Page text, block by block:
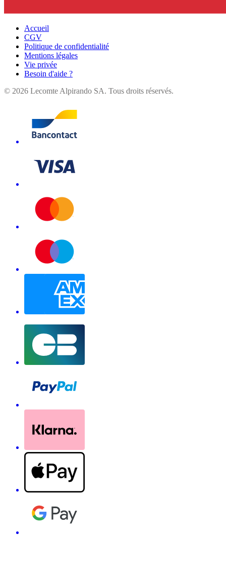
Accueil
CGV
Politique de confidentialité
Mentions légales
Vie privée
Besoin d'aide ?
© 2026 Lecomte Alpirando SA. Tous droits réservés.